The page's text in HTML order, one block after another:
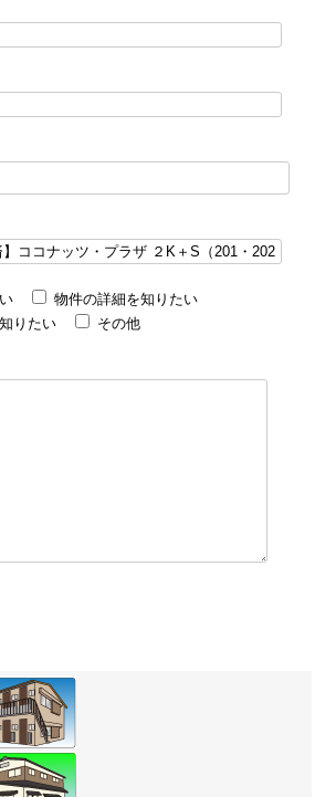
物件の詳細を知りたい
りたい
その他